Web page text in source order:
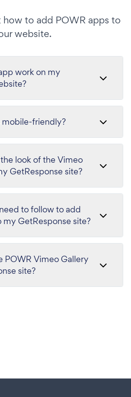
how to add POWR apps to
website.
work on my
mobile-friendly?
look of the Vimeo
GetResponse site?
to follow to add
GetResponse site?
POWR Vimeo Gallery
site?